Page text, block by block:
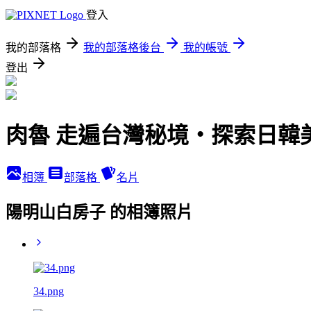
登入
我的部落格 我的部落格後台
我的帳號
登出
肉魯 走遍台灣秘境・探索日韓
相簿 部落格 名片
陽明山白房子 的相簿照片
34.png